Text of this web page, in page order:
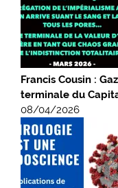
Francis Cousin :
terminale du
08/04/2026